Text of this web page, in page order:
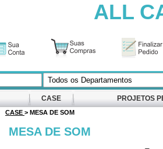
ALL
CASE PROJETOS
CASE > MESA DE SOM
MESA DE SOM